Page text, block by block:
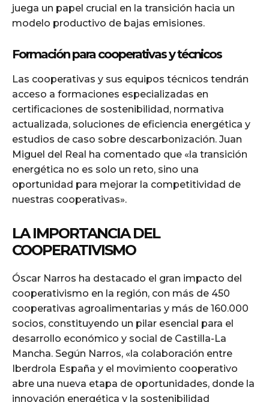
juega un papel crucial en la transición hacia un
modelo productivo de bajas emisiones.
Formación para cooperativas y técnicos
Las cooperativas y sus equipos técnicos tendrán
acceso a formaciones especializadas en
certificaciones de sostenibilidad, normativa
actualizada, soluciones de eficiencia energética y
estudios de caso sobre descarbonización. Juan
Miguel del Real ha comentado que «la transición
energética no es solo un reto, sino una
oportunidad para mejorar la competitividad de
nuestras cooperativas».
LA IMPORTANCIA DEL
COOPERATIVISMO
Óscar Narros ha destacado el gran impacto del
cooperativismo en la región, con más de 450
cooperativas agroalimentarias y más de 160.000
socios, constituyendo un pilar esencial para el
desarrollo económico y social de Castilla-La
Mancha. Según Narros, «la colaboración entre
Iberdrola España y el movimiento cooperativo
abre una nueva etapa de oportunidades, donde la
innovación energética y la sostenibilidad